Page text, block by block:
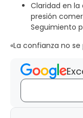
Claridad en
presión
Seguimiento
«La confianza no